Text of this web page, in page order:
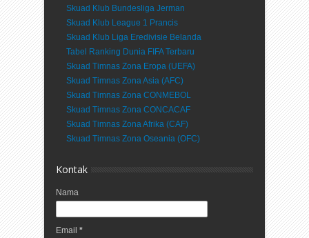
Skuad Klub Bundesliga Jerman
Skuad Klub League 1 Prancis
Skuad Klub Liga Eredivisie Belanda
Tabel Ranking Dunia FIFA Terbaru
Skuad Timnas Zona Eropa (UEFA)
Skuad Timnas Zona Asia (AFC)
Skuad Timnas Zona CONMEBOL
Skuad Timnas Zona CONCACAF
Skuad Timnas Zona Afrika (CAF)
Skuad Timnas Zona Oseania (OFC)
Kontak
Nama
Email *